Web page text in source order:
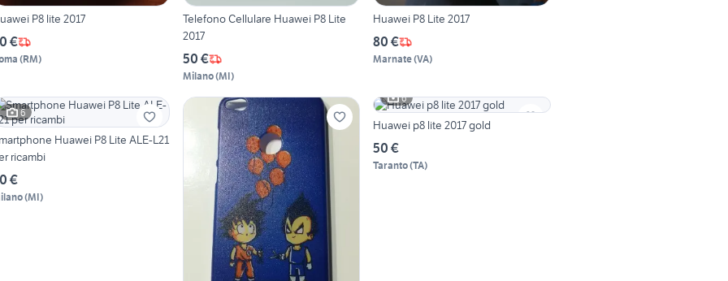
P8 lite 2017
€
(RM)
Telefono Cellulare Huawei P8 Lite
2017
50 €
Milano(MI)
Huawei P8 Lite 2017
80 €
Marnate(VA)
6
Huawei P8 Lite ALE-L21
ricambi
€
(MI)
6
Huawei p8 lite 2017 gold
50 €
Taranto(TA)